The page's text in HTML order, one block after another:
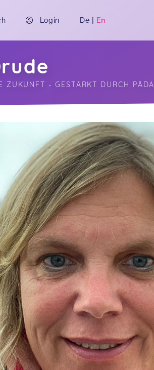
Login De | En
ZUKUNFT - GESTÄRKT DURCH
more about me here...
Frau Uschi Deude,
Dank für die Seminare
Methode, die du
finde ich sehr Profi
Es wäre gut, wenn
zu uns über das
um ich zum
Ausländer sicher sein,
richtig verstanden. Ich
das für Sie im
Vielen Dank
fatemeh, Mar 16
für die interessante
Liebe Grüße Ramona
Staffl,
Dank für die
Live
-
Live
Es